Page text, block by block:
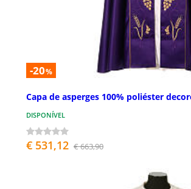
-20%
Capa de asperges 100% poliéster
DISPONÍVEL
€ 531,12 € 663,90